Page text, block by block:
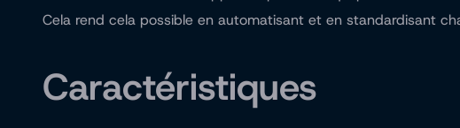
Cela rend cela possible en automatisant et en standardisant
Caractéristiques